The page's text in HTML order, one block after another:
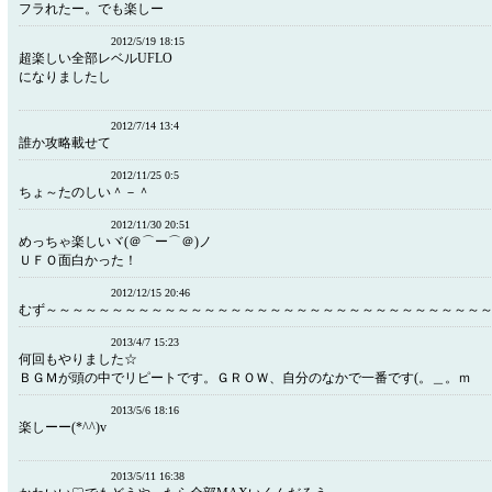
フラれたー。でも楽しー
2012/5/19 18:15
超楽しい全部レベルUFLO
になりましたし
2012/7/14 13:4
誰か攻略載せて
2012/11/25 0:5
ちょ～たのしい＾－＾
2012/11/30 20:51
めっちゃ楽しいヾ(＠⌒ー⌒＠)ノ
ＵＦＯ面白かった！
2012/12/15 20:46
むず～～～～～～～～～～～～～～～～～～～～～～～～～～～～～～～～～～
2013/4/7 15:23
何回もやりました☆
ＢＧＭが頭の中でリピートです。ＧＲＯＷ、自分のなかで一番です(。＿。ｍ
2013/5/6 18:16
楽しーー(*^^)v
2013/5/11 16:38